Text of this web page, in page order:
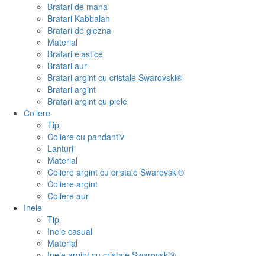
Bratari de mana
Bratari Kabbalah
Bratari de glezna
Material
Bratari elastice
Bratari aur
Bratari argint cu cristale Swarovski®
Bratari argint
Bratari argint cu piele
Coliere
Tip
Coliere cu pandantiv
Lanturi
Material
Coliere argint cu cristale Swarovski®
Coliere argint
Coliere aur
Inele
Tip
Inele casual
Material